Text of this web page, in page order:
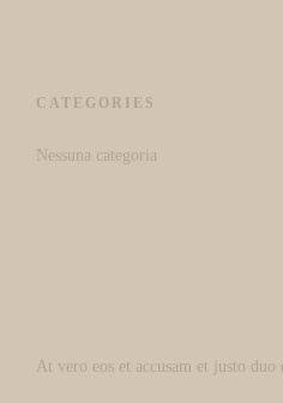
CATEGORIES
Nessuna categoria
At vero eos et accusam et justo duo